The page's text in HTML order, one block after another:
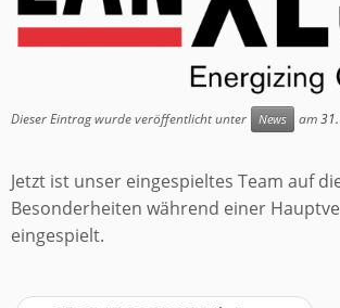
Dieser Eintrag wurde veröffentlicht unter News am
Jetzt ist unser eingespieltes Team auf
Besonderheiten während einer
eingespielt.